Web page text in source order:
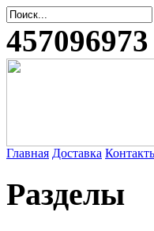
457096973
Главная Доставка
Разделы